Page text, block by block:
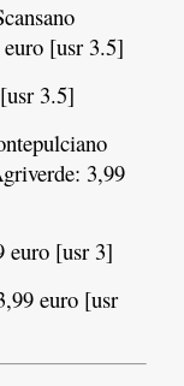
[usr 3.5]
3.5]
3,99
euro [usr 3]
euro [usr